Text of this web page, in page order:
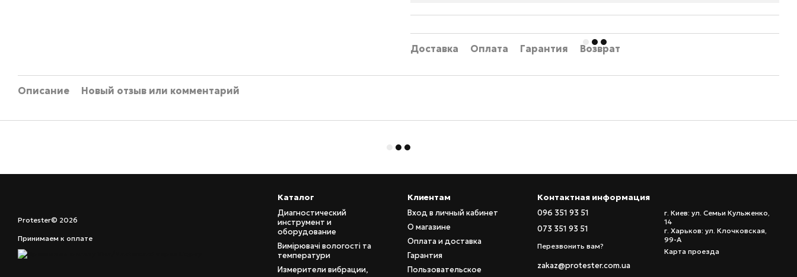
Доставка Оплата Гарантия Возврат
Описание Новый отзыв или комментарий
Protester© 2026
Принимаем к оплате
Каталог
Диагностический
инструмент и
оборудование
Вимірювачі вологості та
температури
Измерители вибрации,
Клиентам
Вход в личный кабинет
О магазине
Оплата и доставка
Гарантия
Пользовательское
Контактная информация
096 351 93 51
073 351 93 51
Перезвонить вам?
zakaz@protester.com.ua
г. Киев: ул. Семьи Кульженко,
14
г. Харьков: ул. Клочковская,
99-А
Карта проезда